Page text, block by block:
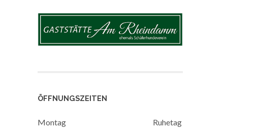
ÖFFNUNGSZEITEN
Montag
Ruhetag